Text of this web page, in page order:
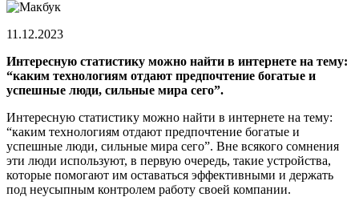
11.12.2023
Интересную статистику можно найти в интернете на тему:
“каким технологиям отдают предпочтение богатые и
успешные люди, сильные мира сего”.
Интересную статистику можно найти в интернете на тему:
“каким технологиям отдают предпочтение богатые и
успешные люди, сильные мира сего”. Вне всякого сомнения
эти люди используют, в первую очередь, такие устройства,
которые помогают им оставаться эффективными и держать
под неусыпным контролем работу своей компании.